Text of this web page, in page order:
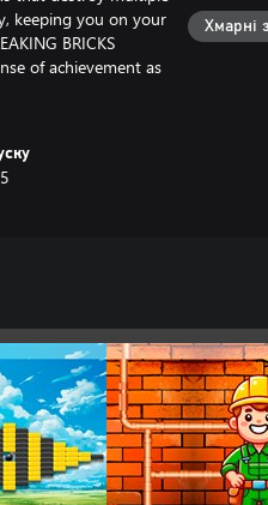
keeping you on your
BRICKS
of achievement as
Хмарні